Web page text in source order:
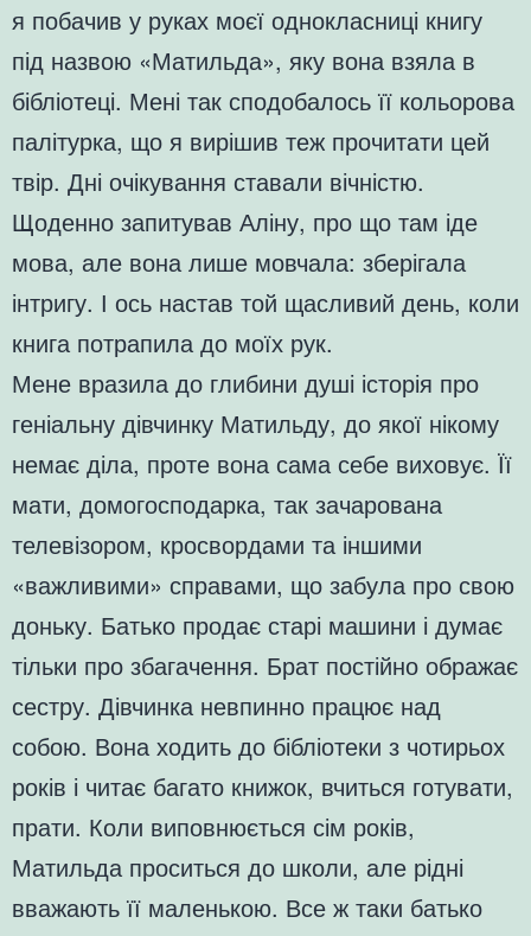
я побачив у руках моєї однокласниці книгу
під назвою «Матильда», яку вона взяла в
бібліотеці. Мені так сподобалось її кольорова
палітурка, що я вирішив теж прочитати цей
твір. Дні очікування ставали вічністю.
Щоденно запитував Аліну, про що там іде
мова, але вона лише мовчала: зберігала
інтригу. І ось настав той щасливий день, коли
книга потрапила до моїх рук.
Мене вразила до глибини душі історія про
геніальну дівчинку Матильду, до якої нікому
немає діла, проте вона сама себе виховує. Її
мати, домогосподарка, так зачарована
телевізором, кросвордами та іншими
«важливими» справами, що забула про свою
доньку. Батько продає старі машини і думає
тільки про збагачення. Брат постійно ображає
сестру. Дівчинка невпинно працює над
собою. Вона ходить до бібліотеки з чотирьох
років і читає багато книжок, вчиться готувати,
прати. Коли виповнюється сім років,
Матильда проситься до школи, але рідні
вважають її маленькою. Все ж таки батько